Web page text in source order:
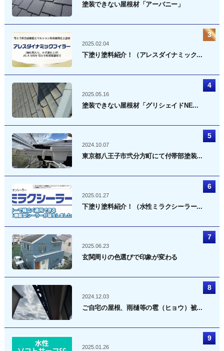
塗装できない屋根材「アーバニー」
2025.02.04
下塗り塗料紹介！（アレスダイナミック...
2025.05.16
塗装できない屋根材「グリシェイドNE...
2024.10.07
東京都八王子市弐分方町にて付帯部塗装...
2025.01.27
下塗り塗料紹介！（水性ミラクシーラー...
2025.06.23
玄関周りの色選びで印象が変わる
2024.12.03
ご自宅の屋根、雨樋等の雹（ヒョウ）被...
2025.01.26